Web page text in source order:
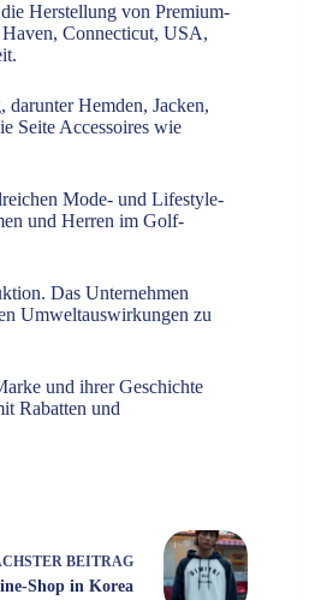
Herstellung von Premium-
Connecticut, USA,
Hemden, Jacken,
Seite Accessoires wie
Mode- und Lifestyle-
und Herren im Golf-
Das Unternehmen
Umweltauswirkungen zu
und ihrer Geschichte
Rabatten und
BEITRAG
Shop in Korea